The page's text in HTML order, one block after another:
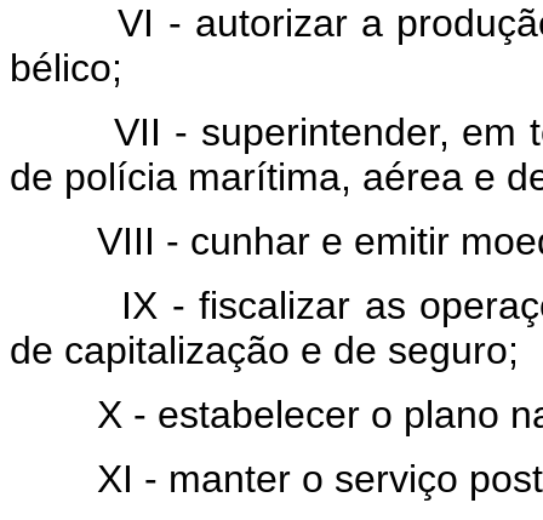
VI - autorizar a
bélico;
VII - superintender, em
de polícia marítima, aérea e
VIII - cunhar e emitir
IX - fiscalizar as
de capitalização e de seguro;
X - estabelecer o plano
XI - manter o serviço